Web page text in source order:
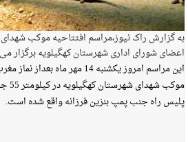
به گزارش راک نیوز،مراسم افتتاحیه موکب
اعضای شورای اداری شهرستان کهگیلویه برگزار
این مراسم امروز یکشنبه 14 مهر ماه بعداز نماز مغرب و عشا برگزار خواهد شد.
پلیس راه جنب پمپ بنزین فرزانه واقع شده است.